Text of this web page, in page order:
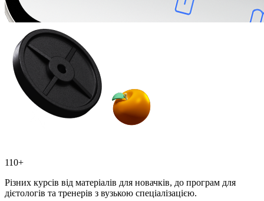
110+
Різних курсів від матеріалів для новачків, до програм для
дієтологів та тренерів з вузькою спеціалізацією.